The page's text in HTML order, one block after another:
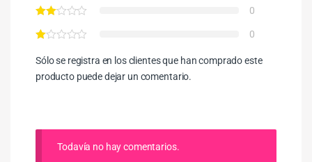
0
0
Sólo se registra en los clientes que han comprado este
producto puede dejar un comentario.
Todavía no hay comentarios.